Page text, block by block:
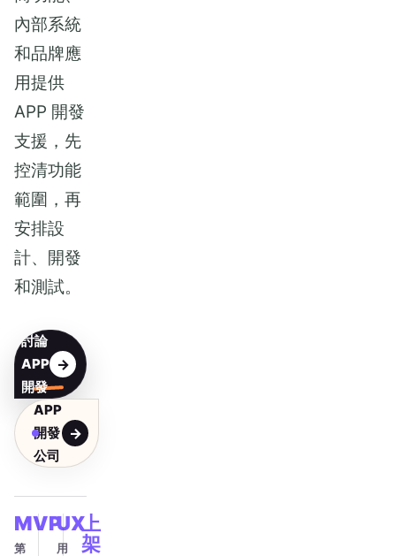
內部系統
和品牌應
用提供
APP 開發
支援，先
控清功能
範圍，再
安排設
計、開發
和測試。
討論
APP
開發
APP
開發
公司
MVP
第
UX
用
上
架